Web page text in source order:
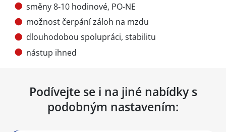
směny 8-10 hodinové, PO-NE
možnost čerpání záloh na mzdu
dlouhodobou spolupráci, stabilitu
nástup ihned
Podívejte se i na jiné nabídky s
podobným nastavením: